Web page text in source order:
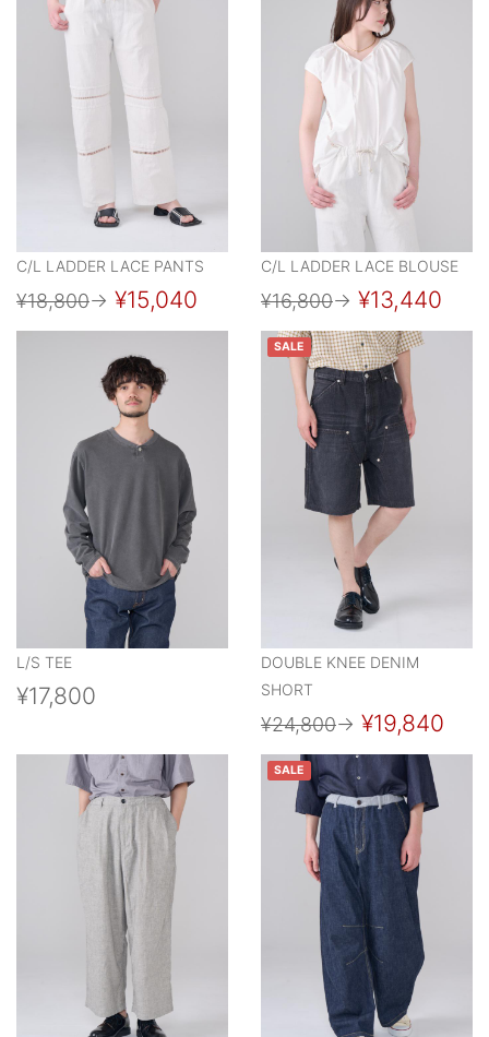
C/L LADDER LACE PANTS
¥18,800→ ¥15,040
C/L LADDER LACE BLOUSE
¥16,800→ ¥13,440
L/S TEE
¥17,800
SALE
DOUBLE KNEE DENIM
SHORT
¥24,800→ ¥19,840
SALE